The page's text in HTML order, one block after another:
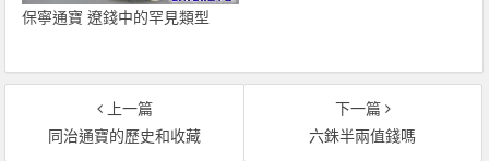
保寧通寶 遼錢中的罕見類型
上一篇
同治通寶的歷史和收藏
下一篇
六銖半兩值錢嗎